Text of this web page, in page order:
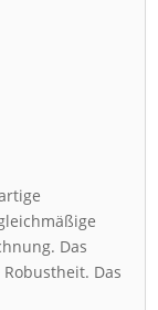
Das
Das